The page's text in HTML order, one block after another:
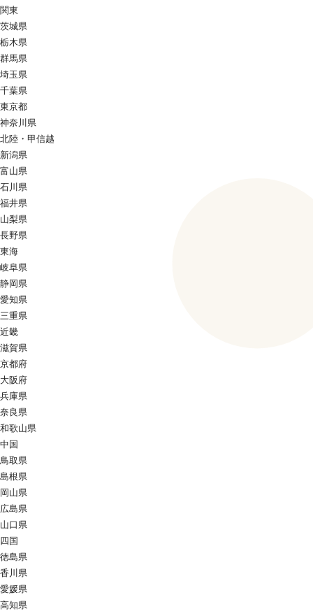
関東
茨城県
栃木県
群馬県
埼玉県
千葉県
東京都
神奈川県
北陸・甲信越
新潟県
富山県
石川県
福井県
山梨県
長野県
東海
岐阜県
静岡県
愛知県
三重県
近畿
滋賀県
京都府
大阪府
兵庫県
奈良県
和歌山県
中国
鳥取県
島根県
岡山県
広島県
山口県
四国
徳島県
香川県
愛媛県
高知県